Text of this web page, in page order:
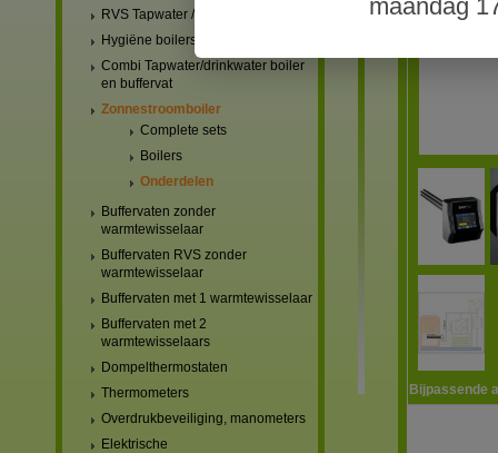
RVS Tapwater / drinkwater boilers
Hygiëne boilers
Combi Tapwater/drinkwater boiler
en buffervat
Zonnestroomboiler
Complete sets
Boilers
Onderdelen
Buffervaten zonder
warmtewisselaar
Buffervaten RVS zonder
warmtewisselaar
Buffervaten met 1 warmtewisselaar
Buffervaten met 2
warmtewisselaars
Dompelthermostaten
Thermometers
Overdrukbeveiliging, manometers
Elektrische
maandag
Bijpassende